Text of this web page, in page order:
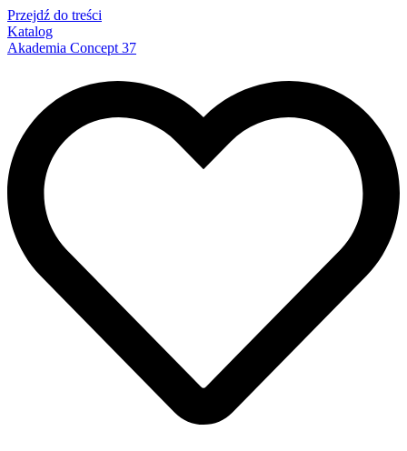
Przejdź do treści
Katalog
Akademia Concept 37